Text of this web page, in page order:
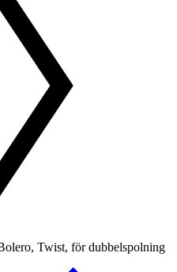
Twist, för dubbelspolning